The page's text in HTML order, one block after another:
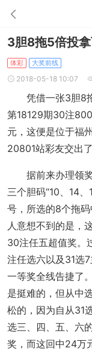
3胆8拖5倍投
体彩 大奖前线
2018-05-18 10:07
凭借一张3胆8拖
第18129期30注
元，这便是位于福
20801站彩友交出
据前来办理领奖
三个胆码“10、14
号，所选的8个拖
人意想不到的是，
30注任五超值奖。
注任选六以及31选
一等奖全线告捷了
是挺难的，但从中
松的，因为自从31
选三、四、五、六
奖，而这回中24万